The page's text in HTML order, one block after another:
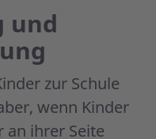
und
zur Schule
wenn Kinder
an ihrer Seite